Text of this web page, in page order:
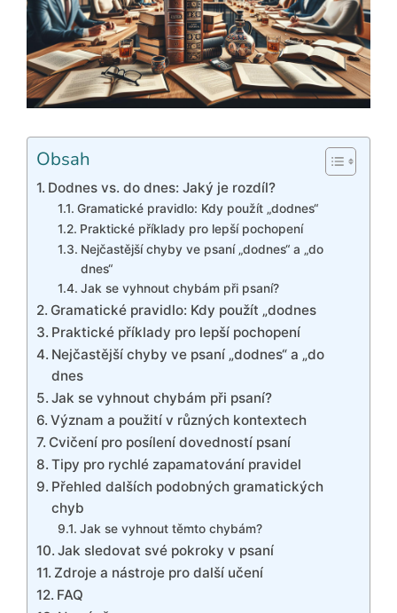
Obsah
Dodnes vs. do dnes: Jaký je rozdíl?
Gramatické pravidlo: Kdy použít „dodnes“
Praktické příklady pro lepší pochopení
Nejčastější chyby ve psaní „dodnes“ a „do
dnes“
Jak se vyhnout chybám při psaní?
Gramatické pravidlo: Kdy použít „dodnes
Praktické příklady pro lepší pochopení
Nejčastější chyby ve psaní „dodnes“ a „do
dnes
Jak se vyhnout chybám při psaní?
Význam a použití v různých kontextech
Cvičení pro posílení dovedností psaní
Tipy pro rychlé zapamatování pravidel
Přehled dalších podobných gramatických
chyb
Jak se vyhnout těmto chybám?
Jak sledovat své pokroky v psaní
Zdroje a nástroje pro další učení
FAQ